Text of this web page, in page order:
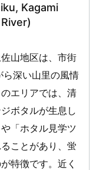
Kagami
山地区は、市街
深い山里の風情
エリアでは、清
ボタルが生息し
「ホタル見学ツ
ことがあり、蛍
特徴です。近く